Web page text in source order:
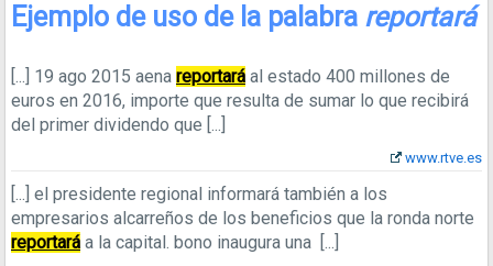
Ejemplo de uso de la palabra reportará
[...] 19 ago 2015 aena reportará al estado 400 millones de
euros en 2016, importe que resulta de sumar lo que recibirá
del primer dividendo que [...]
www.rtve.es
[...] el presidente regional informará también a los
empresarios alcarreños de los beneficios que la ronda norte
reportará a la capital. bono inaugura una [...]